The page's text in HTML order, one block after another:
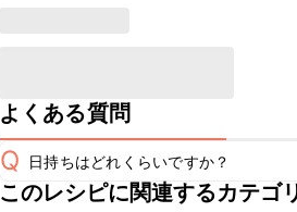
よくある質問
Q 日持ちはどれくらいですか？
このレシピに関連するカテゴ